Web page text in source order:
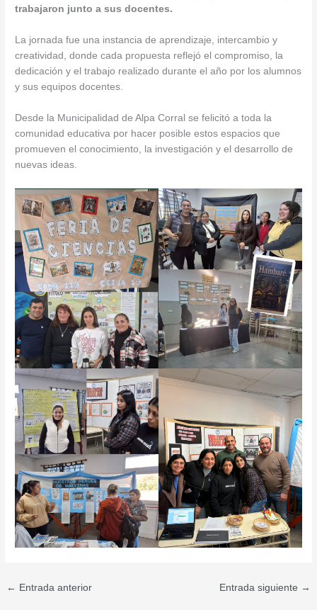
trabajaron junto a sus docentes.
La jornada fue una instancia de aprendizaje, intercambio y
creatividad, donde cada propuesta reflejó el compromiso, la
dedicación y el trabajo realizado durante el año por los alumnos
y sus equipos docentes.
Desde la Municipalidad de Alpa Corral se felicitó a toda la
comunidad educativa por hacer posible estos espacios que
promueven el conocimiento, la investigación y el desarrollo de
nuevas ideas.
← Entrada anterior Entrada siguiente →